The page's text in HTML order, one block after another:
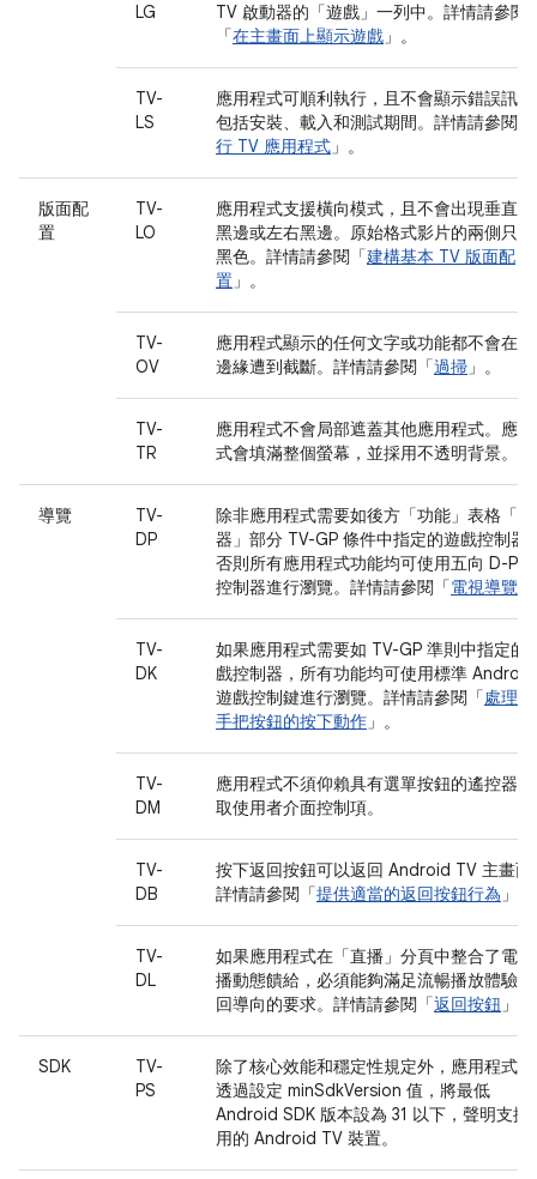
LG
TV 啟動器的「遊戲」一列中。詳情請參閱
「在主畫面上顯示遊戲 」。
TV-
LS
應用程式可順利執行，且不會顯示錯誤訊
包括安裝、載入和測試期間。詳情請參閱「
行 TV 應用程式 」。
版面配
置
TV-
LO
應用程式支援橫向模式，且不會出現垂直
黑邊或左右黑邊。原始格式影片的兩側只
黑色。詳情請參閱「建構基本 TV 版面配
置 」。
TV-
OV
應用程式顯示的任何文字或功能都不會在
邊緣遭到截斷。詳情請參閱「過掃 」。
TV-
TR
應用程式不會局部遮蓋其他應用程式。應
式會填滿整個螢幕，並採用不透明背景。
導覽
TV-
DP
除非應用程式需要如後方「功能」表格「
器」部分 TV-GP 條件中指定的遊戲控制器
否則所有應用程式功能均可使用五向 D-Pad
控制器進行瀏覽。詳情請參閱「電視導覽
TV-
DK
如果應用程式需要如 TV-GP 準則中指定的
戲控制器，所有功能均可使用標準 Android
遊戲控制鍵進行瀏覽。詳情請參閱「處理
手把按鈕的按下動作 」。
TV-
DM
應用程式不須仰賴具有選單按鈕的遙控器
取使用者介面控制項。
TV-
DB
按下返回按鈕可以返回 Android TV 主畫面
詳情請參閱「提供適當的返回按鈕行為 」。
TV-
DL
如果應用程式在「直播」分頁中整合了電
播動態饋給，必須能夠滿足流暢播放體驗
回導向的要求。詳情請參閱「返回按鈕 」。
SDK
TV-
PS
除了核心效能和穩定性規定外，應用程式
透過設定 minSdkVersion 值，將最低
Android SDK 版本設為 31 以下，聲明支援
用的 Android TV 裝置。